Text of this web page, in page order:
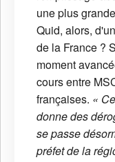
une plus
Quid, alors,
de la France ?
moment
cours entre
françaises. «
donne des
se passe
préfet de la